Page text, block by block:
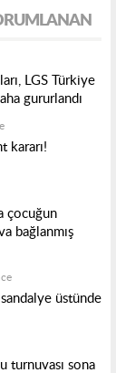
LGS Türkiye
gururlandı
kararı!
çocuğun
bağlanmış
üstünde
turnuvası sona